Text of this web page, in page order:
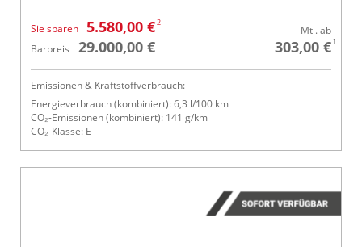
Sie sparen 5.580,00 €2
Barpreis 29.000,00 €
Mtl. ab
303,00 €1
Emissionen & Kraftstoffverbrauch:
Energieverbrauch (kombiniert): 6,3 l/100 km
CO₂-Emissionen (kombiniert): 141 g/km
CO₂-Klasse: E